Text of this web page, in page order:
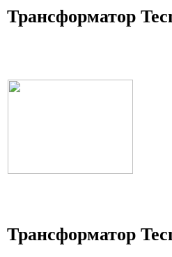
Трансформатор
Трансформатор